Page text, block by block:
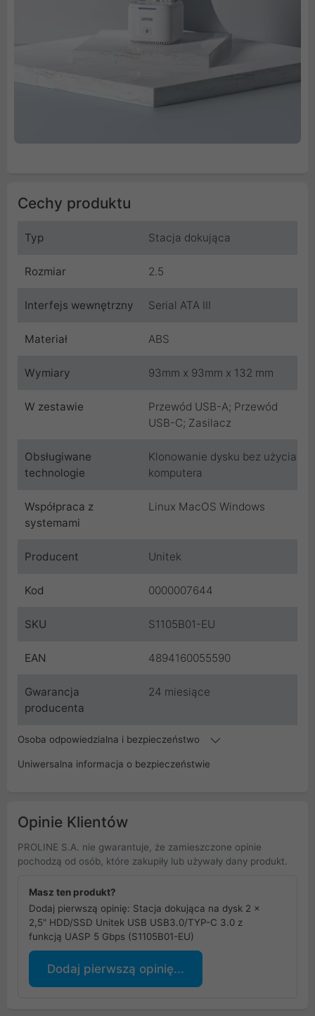
Cechy produktu
Typ Stacja dokująca
Rozmiar 2.5
Interfejs wewnętrzny Serial ATA III
Materiał ABS
Wymiary 93mm x 93mm x 132 mm
W zestawie
Przewód USB-A; Przewód
USB-C; Zasilacz
Obsługiwane
technologie
Klonowanie dysku bez użycia
komputera
Współpraca z
systemami
Linux MacOS Windows
Producent Unitek
Kod 0000007644
SKU S1105B01-EU
EAN 4894160055590
Gwarancja
producenta
24 miesiące
Osoba odpowiedzialna i bezpieczeństwo
Uniwersalna informacja o bezpieczeństwie
Opinie Klientów
PROLINE S.A. nie gwarantuje, że zamieszczone opinie
pochodzą od osób, które zakupiły lub używały dany produkt.
Masz ten produkt?
Dodaj pierwszą opinię: Stacja dokująca na dysk 2 x
2,5" HDD/SSD Unitek USB USB3.0/TYP-C 3.0 z
funkcją UASP 5 Gbps (S1105B01-EU)
Dodaj pierwszą opinię...